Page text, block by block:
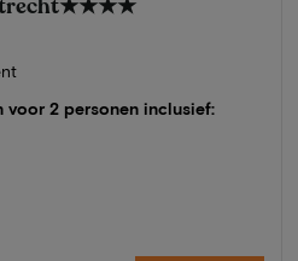
voor 2 personen inclusief: